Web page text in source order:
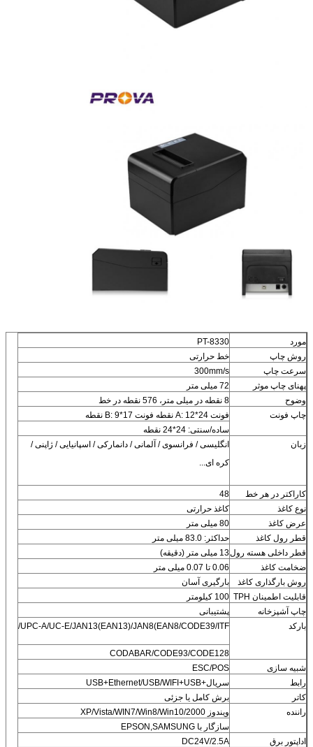
مورد
PT-8330
روش چاپ
خط حرارتی
سرعت چاپ
300mm/s
پهنای چاپ موثر
72 میلی متر
وضوح
8 نقطه در میلی متر، 576 نقطه در خط
چاپ فونت
فونت A: 12*24 نقطه فونت B: 9*17 نقطه
ساده/سنتی: 24*24 نقطه
زبان
انگلیسی / فرانسوی / آلمانی / دانمارکی / اسپانیایی / ژاپنی /
کره ای...
کاراکتر در هر خط
48
نوع کاغذ
کاغذ حرارتی
عرض کاغذ
80 میلی متر
قطر رول کاغذ
حداکثر: 83.0 میلی متر
قطر داخلی هسته رول13 میلی متر (دقیقه)
ضخامت کاغذ
0.06 تا 0.07 میلی متر
روش بارگذاری کاغذ
بارگیری آسان
قابلیت اطمینان TPH
100 کیلومتر
چاپ آشپزخانه
پشتیبانی
بارکد
UPC-A/UC-E/JAN13(EAN13)/JAN8(EAN8/CODE39/ITF/
CODABAR/CODE93/CODE128
شبیه سازی
ESC/POS
رابط
سریال+USB+Ethernet/USB/WIFI+USB
کاتر
برش کامل یا جزئی
راننده
ویندوز 2000/XP/Vista/WIN7/Win8/Win10
سازگار با EPSON,SAMSUNG
اداپتور برق
DC24V/2.5A